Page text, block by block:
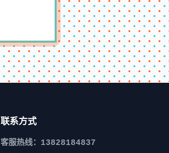
联系方式
客服热线：13828184837